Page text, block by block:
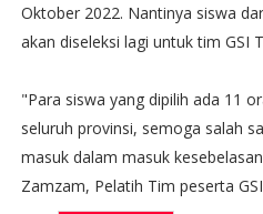
Oktober 2022. Nantinya siswa
akan diseleksi lagi untuk tim GSI
"Para siswa yang dipilih ada 11
seluruh provinsi, semoga salah
masuk dalam masuk
Zamzam, Pelatih Tim peserta